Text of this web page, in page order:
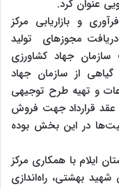
عنوان کرد.
و بازاریابی مرکز
مجوزهای تولید
سازمان جهاد کشاورزی
از سازمان جهاد
و تهیه طرح توجیهی
عقد قرارداد جهت فروش
در این بخش بوده
ایلام با همکاری مرکز
بهشتی، راه‌اندازی